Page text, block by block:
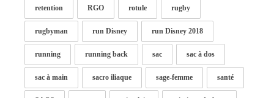
retention RGO rotule rugby
rugbyman run Disney run Disney 2018
running running back sac sac à dos
sac à main sacro iliaque sage-femme santé